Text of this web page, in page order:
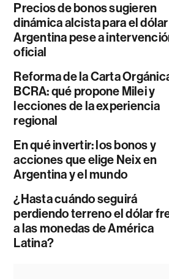
Precios de bonos sugieren
dinámica alcista para el
Argentina pese a
oficial
Reforma de la Carta
BCRA: qué propone Milei y
lecciones de la experiencia
regional
En qué invertir: los bonos y
acciones que elige Neix en
Argentina y el mundo
¿Hasta cuándo seguirá
perdiendo terreno el dólar
a las monedas de América
Latina?